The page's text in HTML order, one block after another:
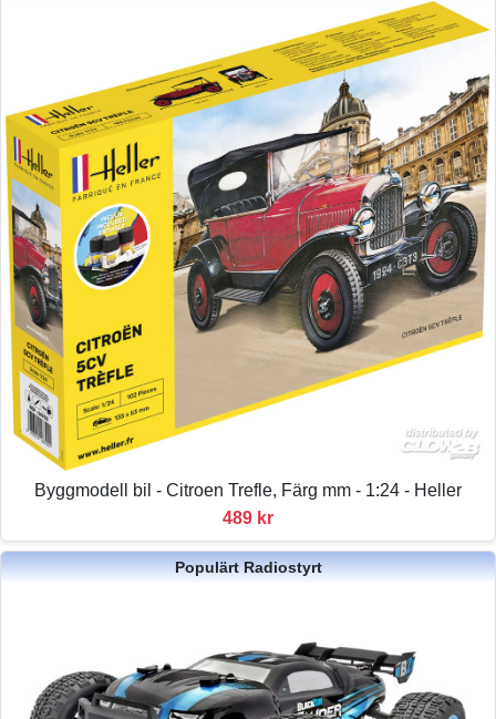
Byggmodell bil - Citroen Trefle, Färg mm - 1:24 - Heller
489 kr
Populärt Radiostyrt